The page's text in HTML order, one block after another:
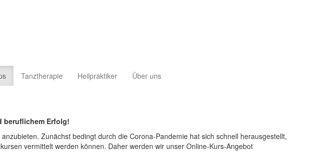
Tanztherapie Heilpraktiker Über uns
beruflichem Erfolg!
Zunächst bedingt durch die Corona-Pandemie hat sich schnell herausgestellt,
vermittelt werden können. Daher werden wir unser Online-Kurs-Angebot